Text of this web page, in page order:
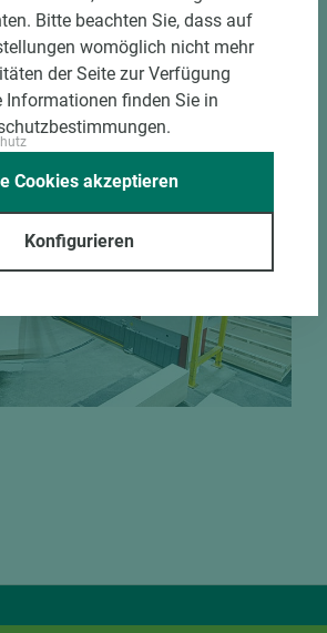
Beschickung
auf Wunsch möglich
und kundengerechte
Fixmaße
Zuschnitt anfragen
Bitte beachten Sie, dass auf
womöglich nicht mehr
der Seite zur Verfügung
Informationen finden Sie in
Konfigurieren
Cookies akzeptieren